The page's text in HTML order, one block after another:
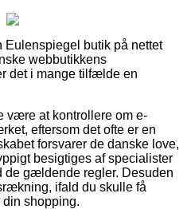
Eulenspiegel butik på nettet
webbutikkens
det i mange tilfælde en
være at kontrollere om e-
eftersom det ofte er en
forsvarer de danske love,
besigtiges af specialister
de gældende regler. Desuden
ifald du skulle få
shopping.